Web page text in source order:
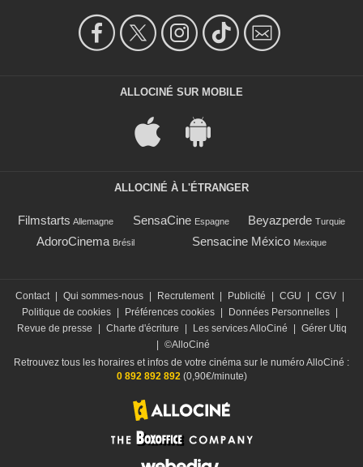
ALLOCINÉ SUR MOBILE
ALLOCINÉ À L'ÉTRANGER
Filmstarts Allemagne SensaCine Espagne Beyazperde Turquie
AdoroCinema Brésil Sensacine México Mexique
Contact Qui sommes-nous Recrutement Publicité CGU CGV
Politique de cookies
Préférences cookies Données Personnelles
Revue de presse
Charte d'écriture Les services AlloCiné
Gérer Utiq
©AlloCiné
Retrouvez tous les horaires et infos de votre cinéma sur le numéro AlloCiné :
0 892 892 892(0,90€/minute)